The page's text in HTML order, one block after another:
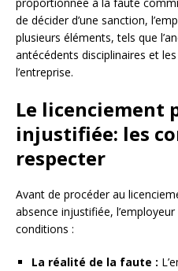
proportionnée à la faute
de décider d’une sanction,
plusieurs éléments, tels que
antécédents disciplinaires et
l’entreprise.
Le licenciement
injustifiée: les
respecter
Avant de procéder au
absence injustifiée,
conditions :
La réalité de la faute :